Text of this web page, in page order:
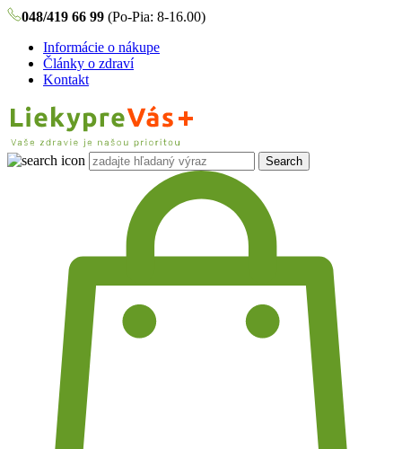
048/419 66 99 (Po-Pia: 8-16.00)
Informácie o nákupe
Články o zdraví
Kontakt